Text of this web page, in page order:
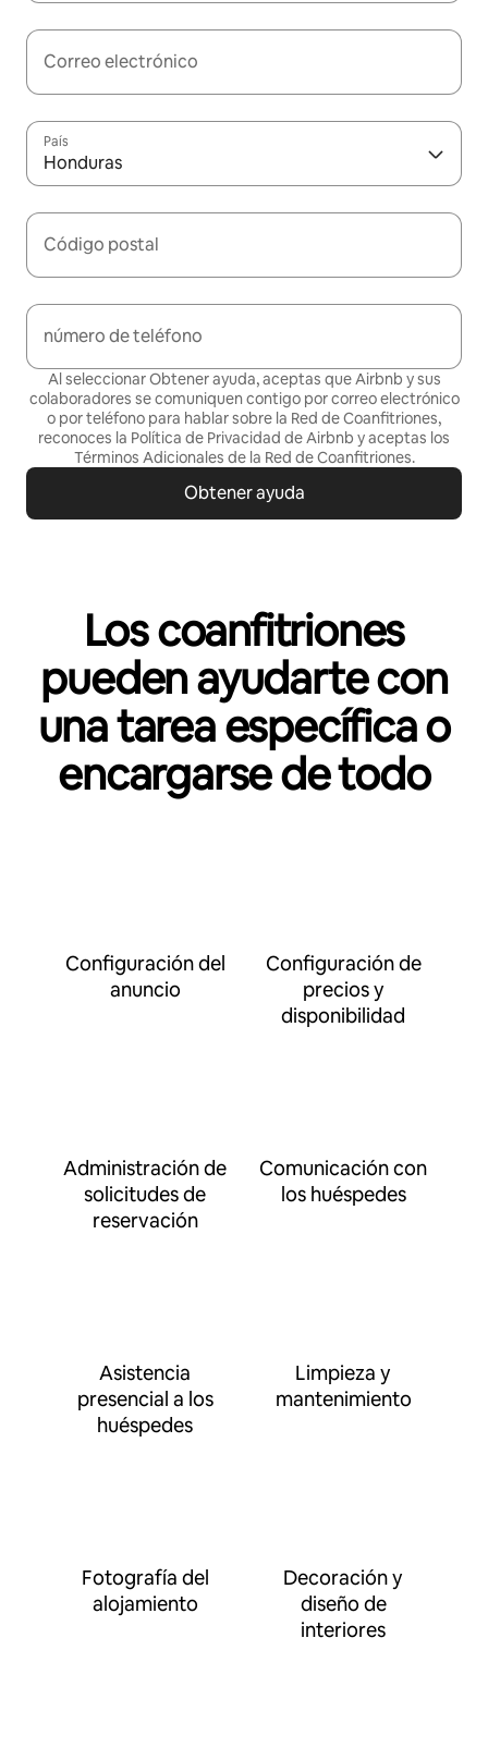
Correo electrónico
País
Honduras
Código postal
número de teléfono
Al seleccionar Obtener ayuda, aceptas que Airbnb y sus
colaboradores se comuniquen contigo por correo electrónico
o por teléfono para hablar sobre la Red de Coanfitriones,
reconoces la Política de Privacidad de Airbnb y aceptas los
Términos Adicionales de la Red de Coanfitriones.
Obtener ayuda
Los coanfitriones
pueden ayudarte con
una tarea específica o
encargarse de todo
Configuración del
anuncio
Configuración de
precios y
disponibilidad
Administración de
solicitudes de
reservación
Comunicación con
los huéspedes
Asistencia
presencial a los
huéspedes
Limpieza y
mantenimiento
Fotografía del
alojamiento
Decoración y
diseño de
interiores